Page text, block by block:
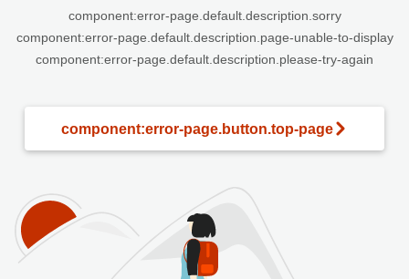
component:error-page.default.description.sorry
component:error-page.default.description.page-unable-to-display
component:error-page.default.description.please-try-again
component:error-page.button.top-page